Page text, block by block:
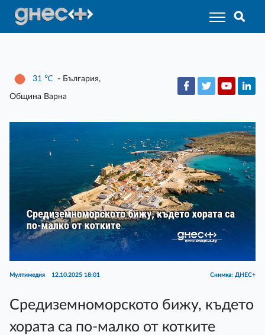
31 ℃ - България,
Община Варна
Мултимедия 12.10.2025 18:01 Снимка: ДНЕС+
Средиземноморското бижу, където
хората са по-малко от котките